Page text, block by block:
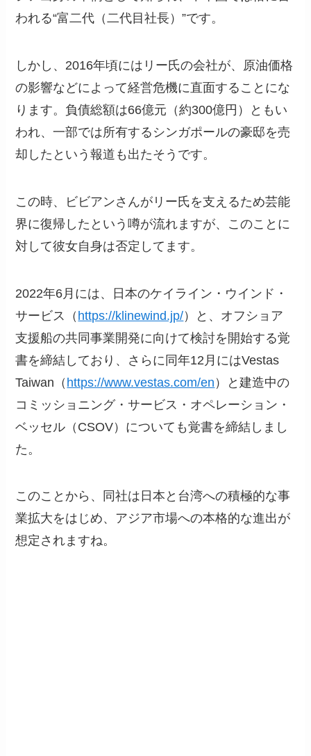
われる“富二代（二代目社長）”です。
しかし、2016年頃にはリー氏の会社が、原油価格
の影響などによって経営危機に直面することにな
ります。負債総額は66億元（約300億円）ともい
われ、一部では所有するシンガポールの豪邸を売
却したという報道も出たそうです。
この時、ビビアンさんがリー氏を支えるため芸能
界に復帰したという噂が流れますが、このことに
対して彼女自身は否定してます。
2022年6月には、日本のケイライン・ウインド・
サービス（ https://klinewind.jp/）と、オフショア
支援船の共同事業開発に向けて検討を開始する覚
書を締結しており、さらに同年12月にはVestas
Taiwan（ https://www.vestas.com/en ）と建造中の
コミッショニング・サービス・オペレーション・
ベッセル（CSOV）についても覚書を締結しまし
た。
このことから、同社は日本と台湾への積極的な事
業拡大をはじめ、アジア市場への本格的な進出が
想定されますね。